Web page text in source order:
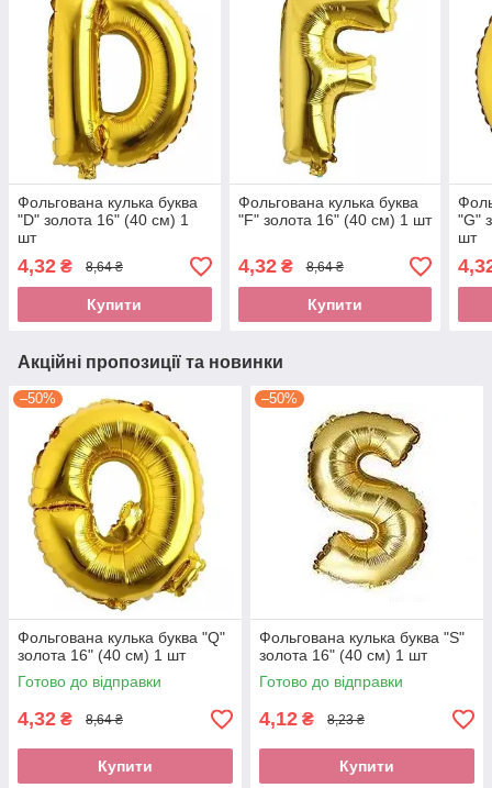
Фольгована кулька буква
"D" золота 16" (40 см) 1
шт
4,32 ₴ 8,64 ₴
Купити
Фольгована кулька буква
"F" золота 16" (40 см) 1 шт
4,32₴ 8,64 ₴
Купити
"G"
шт
Акційні пропозиції та новинки
–50%
Фольгована кулька буква "Q"
золота 16" (40 см) 1 шт
Готово до відправки
4,32 ₴ 8,64 ₴
Купити
–50%
Фольгована кулька буква "S"
золота 16" (40 см) 1 шт
Готово до відправки
4,12 ₴ 8,23 ₴
Купити